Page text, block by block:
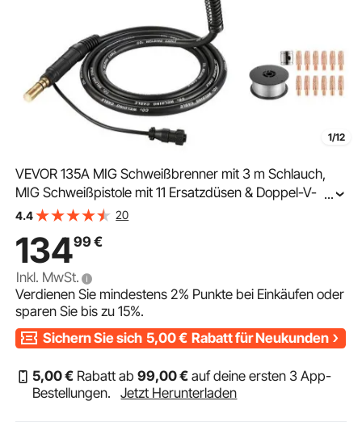
1/12
VEVOR 135A MIG Schweißbrenner mit 3 m Schlauch,
MIG Schweißpistole mit 11 Ersatzdüsen & Doppel-V-
Naht, Profi-Schweißzubehör Kompetibel mit Miller
...
4.4 20
13499€
Inkl. MwSt.
Verdienen Sie mindestens2% Punkte bei Einkäufen oder
sparen Sie bis zu15%.
Sichern Sie sich 5,00€ Rabatt für Neukunden
5,00€ Rabatt ab99,00€ auf deine ersten 3 App-
Bestellungen.
Jetzt Herunterladen